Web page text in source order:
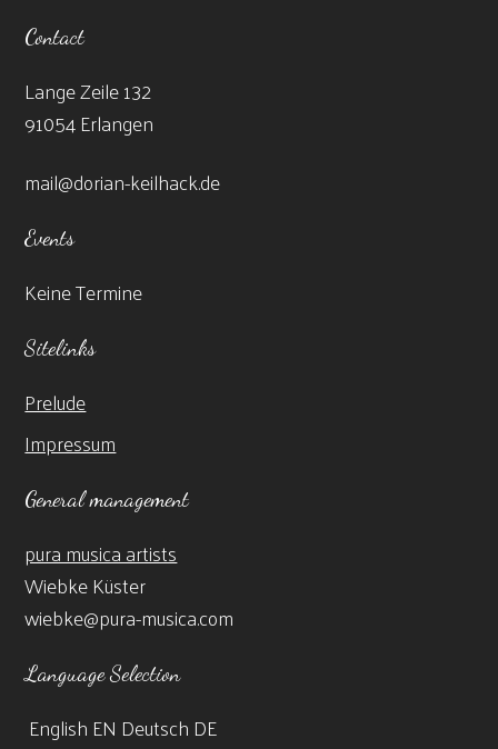
Contact
Lange Zeile 132
91054 Erlangen
mail@dorian-keilhack.de
Events
Keine Termine
Sitelinks
Prelude
Impressum
General management
pura musica artists
Wiebke Küster
wiebke@pura-musica.com
Language Selection
English EN Deutsch DE